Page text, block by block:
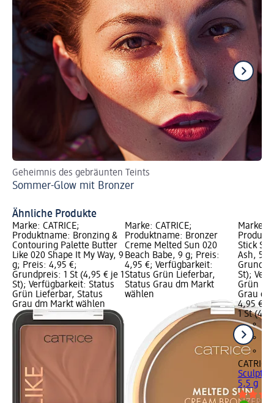
Geheimnis des gebräunten Teints
Sommer-Glow mit Bronzer
Ähnliche Produkte
Marke: CATRICE;
Produktname: Bronzing &
Contouring Palette Butter
Like 020 Shape It My Way, 9
g; Preis: 4,95 €;
Grundpreis: 1 St (4,95 € je 1
St); Verfügbarkeit: Status
Grün Lieferbar, Status
Grau dm Markt wählen
Marke: CATRICE;
Produktname: Bronzer
Creme Melted Sun 020
Beach Babe, 9 g; Preis:
4,95 €; Verfügbarkeit:
Status Grün Lieferbar,
Status Grau dm Markt
wählen
Marke:
Stick
Ash, 5,5
St);
Grün
Grau
4,95 €
1 St
CATRICE
Sculpt &
5,5 g